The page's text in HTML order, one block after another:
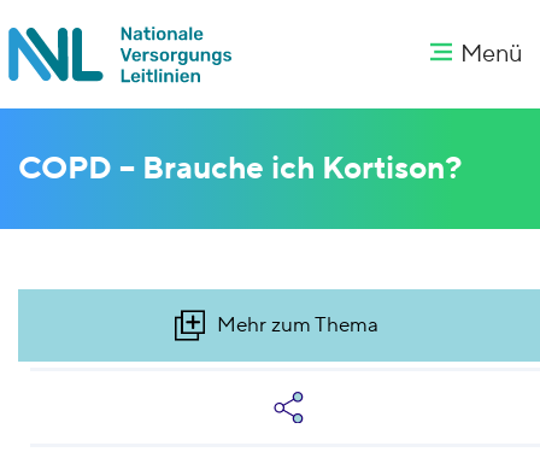
Menü
COPD – Brauche ich Kortison?
Mehr zum Thema